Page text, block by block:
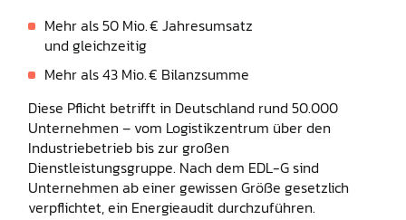
Mehr als 50 Mio. € Jahresumsatz
und gleichzeitig
Mehr als 43 Mio. € Bilanzsumme
Diese Pflicht betrifft in Deutschland rund 50.000
Unternehmen – vom Logistikzentrum über den
Industriebetrieb bis zur großen
Dienstleistungsgruppe. Nach dem EDL-G sind
Unternehmen ab einer gewissen Größe gesetzlich
verpflichtet, ein Energieaudit durchzuführen.